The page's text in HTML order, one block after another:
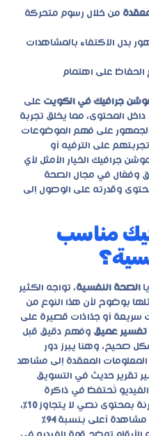
من خلال رسوم متحركة
بدل الاكتفاء بالمشاهدات
الحفاظ على اهتمام
جرافيك في الكويت على
المحتوى، مما يخلق تجربة
الجمهور على فهم الموضوعات
على الترفيه أو
جرافيك الخيار الأمثل لأي
وفعّال في مجال الصحة
وقدرته على الوصول إلى
مناسب
الصحة النفسية، تواجه الكثير
بوضوح لأن هذا النوع من
سريعة أو جذاذات قصيرة على
تفسير عميق وفهم دقيق قبل
صحيح، وهنا يبرز دور
المعلومات المعقدة إلى مشاهد
تقرير حديث في التسويق
الفيديو تُحتفظ في ذاكرة
بمحتوى نصي لا يتجاوز10٪ ،
مشاهدة أعلى بنسبة94٪